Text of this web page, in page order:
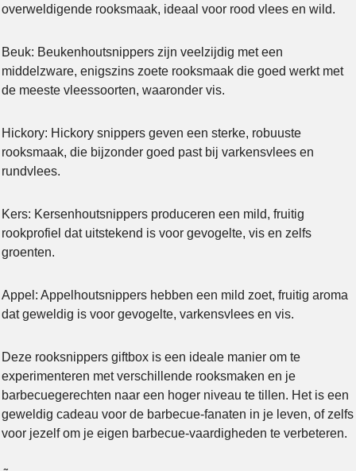
overweldigende rooksmaak, ideaal voor rood vlees en wild.
Beuk: Beukenhoutsnippers zijn veelzijdig met een
middelzware, enigszins zoete rooksmaak die goed werkt met
de meeste vleessoorten, waaronder vis.
Hickory: Hickory snippers geven een sterke, robuuste
rooksmaak, die bijzonder goed past bij varkensvlees en
rundvlees.
Kers: Kersenhoutsnippers produceren een mild, fruitig
rookprofiel dat uitstekend is voor gevogelte, vis en zelfs
groenten.
Appel: Appelhoutsnippers hebben een mild zoet, fruitig aroma
dat geweldig is voor gevogelte, varkensvlees en vis.
Deze rooksnippers giftbox is een ideale manier om te
experimenteren met verschillende rooksmaken en je
barbecuegerechten naar een hoger niveau te tillen. Het is een
geweldig cadeau voor de barbecue-fanaten in je leven, of zelfs
voor jezelf om je eigen barbecue-vaardigheden te verbeteren.